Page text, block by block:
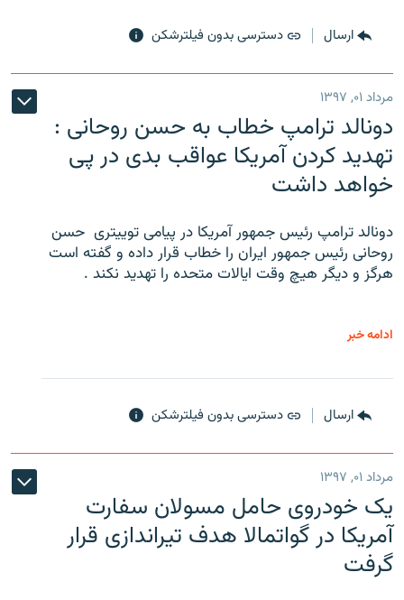
ارسال دسترسی بدون فیلترشکن
مرداد ۰۱, ۱۳۹۷
دونالد ترامپ خطاب به حسن روحانی :
تهدید کردن آمریکا عواقب بدی در پی
خواهد داشت
دونالد ترامپ رئیس جمهور آمریکا در پیامی توییتری ‌ حسن
روحانی رئیس جمهور ایران را خطاب قرار داده و گفته است
هرگز و دیگر هیچ وقت ایالات متحده را تهدید نکند .
ادامه خبر
ارسال دسترسی بدون فیلترشکن
مرداد ۰۱, ۱۳۹۷
یک خودروی حامل مسولان سفارت
آمریکا در گواتمالا هدف تیراندازی قرار
گرفت